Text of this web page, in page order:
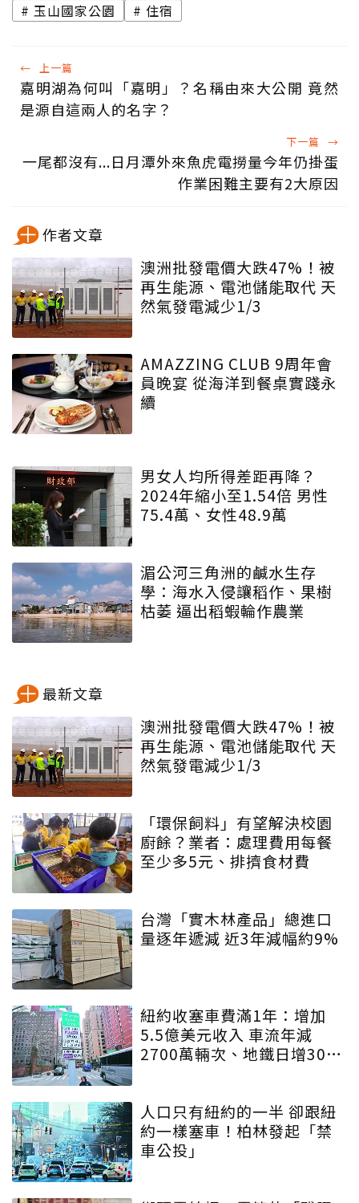
玉山國家公園 住宿
← 上一篇
嘉明湖為何叫「嘉明」？名稱由來大公開 竟然
是源自這兩人的名字？
下一篇 →
一尾都沒有...日月潭外來魚虎電撈量今年仍掛蛋
作業困難主要有2大原因
作者文章
澳洲批發電價大跌47%！被
再生能源、電池儲能取代 天
然氣發電減少1/3
AMAZZING CLUB 9周年會
員晚宴 從海洋到餐桌實踐永
續
男女人均所得差距再降？
2024年縮小至1.54倍 男性
75.4萬、女性48.9萬
湄公河三角洲的鹹水生存
學：海水入侵讓稻作、果樹
枯萎 逼出稻蝦輪作農業
最新文章
澳洲批發電價大跌47%！被
再生能源、電池儲能取代 天
然氣發電減少1/3
「環保飼料」有望解決校園
廚餘？業者：處理費用每餐
至少多5元、排擠食材費
台灣「實木林產品」總進口
量逐年遞減 近3年減幅約9%
紐約收塞車費滿1年：增加
5.5億美元收入 車流年減
2700萬輛次、地鐵日增30萬
人口只有紐約的一半 卻跟紐
約一樣塞車！柏林發起「禁
車公投」